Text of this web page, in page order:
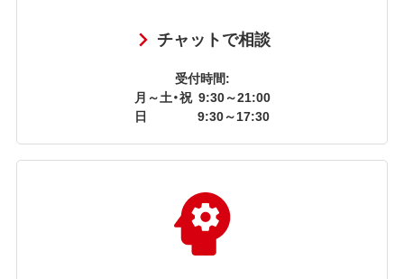
チャットで相談
受付時間:
月～土・祝 9:30～21:00
日
9:30～17:30